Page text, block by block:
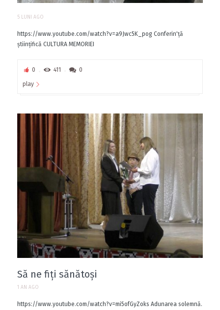
5 LUNI AGO
https://www.youtube.com/watch?v=a9Jwc5K_pog Conferin'ță
științifică CULTURA MEMORIEI
0 411 0
play
Să ne fiți sănătoși
1 AN AGO
https://www.youtube.com/watch?v=mi5ofGyZoks Adunarea solemnă.